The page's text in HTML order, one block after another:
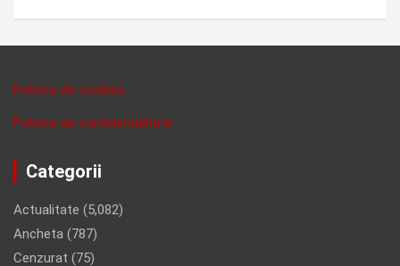
Politica de cookies
Politica de confidentalitate
Categorii
Actualitate (5,082)
Ancheta (787)
Cenzurat (75)